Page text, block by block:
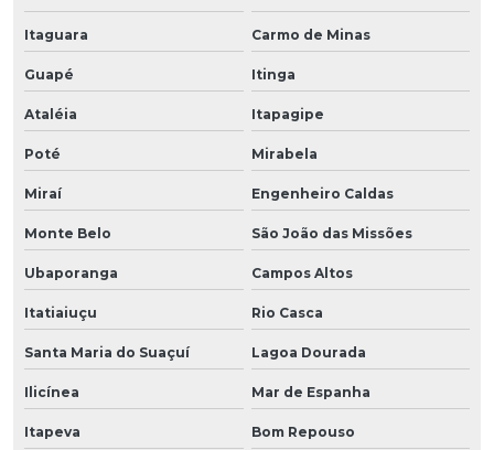
Itaguara Carmo de Minas
Guapé Itinga
Ataléia Itapagipe
Poté Mirabela
Miraí Engenheiro Caldas
Monte Belo São João das Missões
Ubaporanga Campos Altos
Itatiaiuçu Rio Casca
Santa Maria do Suaçuí Lagoa Dourada
Ilicínea Mar de Espanha
Itapeva Bom Repouso